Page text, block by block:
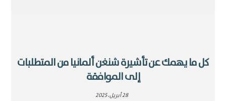
كل ما يهمك عن تأشيرة شنغن ألمانيا من المتطلبات
إلى الموافقة
28 أبريل، 2025